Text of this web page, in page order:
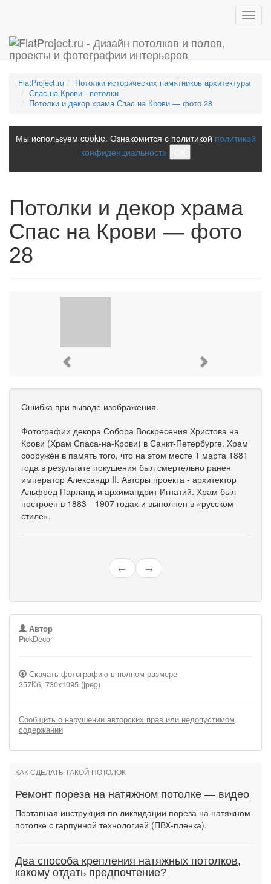
FlatProject.ru
Потолки исторических памятников архитектуры
Спас на Крови - потолки
Потолки и декор храма Спас на Крови — фото 28
Мы используем cookie. Ознакомится с политикой политикой
конфиденциальности
Потолки и декор храма
Спас на Крови — фото
28
Ошибка при выводе изображения.
Фотографии декора Собора Воскресения Христова на
Крови (Храм Спаса-на-Крови) в Санкт-Петербурге. Храм
сооружён в память того, что на этом месте 1 марта 1881
года в результате покушения был смертельно ранен
император Александр II. Авторы проекта - архитектор
Альфред Парланд и архимандрит Игнатий. Храм был
построен в 1883—1907 годах и выполнен в «русском
стиле».
← →
Автор
PickDecor
Скачать фотографию в полном размере
357Кб, 730x1095 (jpeg)
Сообщить о нарушении авторских прав или недопустимом
содержании
КАК СДЕЛАТЬ ТАКОЙ ПОТОЛОК
Ремонт пореза на натяжном потолке — видео
Поэтапная инструкция по ликвидации пореза на натяжном
потолке с гарпунной технологией (ПВХ-пленка).
Два способа крепления натяжных потолков,
какому отдать предпочтение?